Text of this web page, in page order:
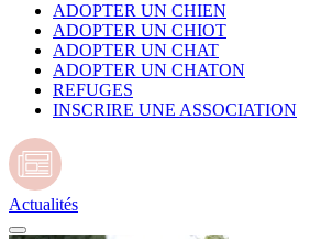
ADOPTER UN CHIEN
ADOPTER UN CHIOT
ADOPTER UN CHAT
ADOPTER UN CHATON
REFUGES
INSCRIRE UNE ASSOCIATION
Actualités